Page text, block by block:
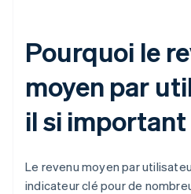
Pourquoi le
moyen par
il si important
Le revenu moyen par
indicateur clé pour de